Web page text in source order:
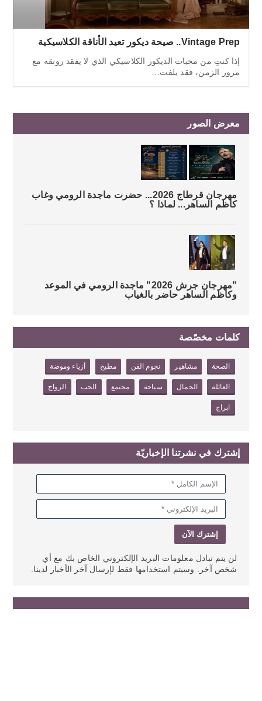
Vintage Prep.. صيحة ديكور تعيد الأناقة الكلاسيكية
إذا كنتِ من محبات الديكور الكلاسيكي الذي لا يفقد رونقه مع
مرور الزمن، فقد يلفت…
معرض الصور
مهرجان قرطاج 2026... حضرت ماجدة الرومي وغاب
كاظم الساهر... لماذا ؟
"مهرجان جرش 2026" ماجدة الرومي في الموعد
وكاظم الساهر حاضر بالغياب
كلمات مخصّصة
الصحة مشاهير نجوم الفن مطبخ أزياء وموضة
العائلة الجمال سياحة مجتمع الحب الزواج
ابراج
إشترك في نشرتنا الإخباريّة
لن يتم تبادل معلومات البريد الإلكتروني الخاص بك مع أي
شخص آخر. وسيتم استخدامها فقط لإرسال آخر الأخبار لدينا.